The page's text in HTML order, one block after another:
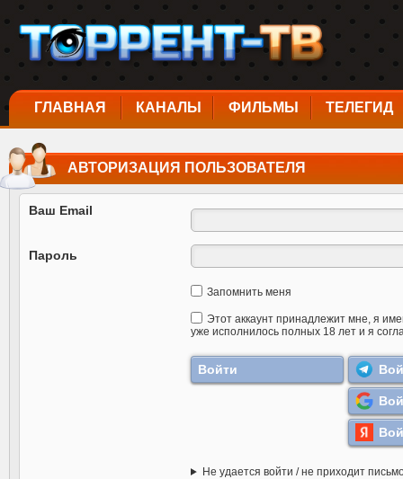
ГЛАВНАЯ КАНАЛЫ ФИЛЬМЫ ТЕЛЕГИД
АВТОРИЗАЦИЯ ПОЛЬЗОВАТЕЛЯ
Ваш Email
Пароль
Запомнить меня
Этот аккаунт принадлежит мне, я
уже исполнилось полных 18 лет и я
Не удается войти / не приходит